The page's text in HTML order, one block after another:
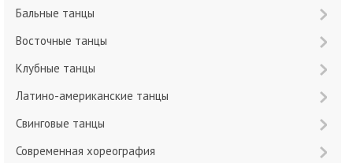
Бальные танцы
Восточные танцы
Клубные танцы
Латино-американские танцы
Свинговые танцы
Современная хореография